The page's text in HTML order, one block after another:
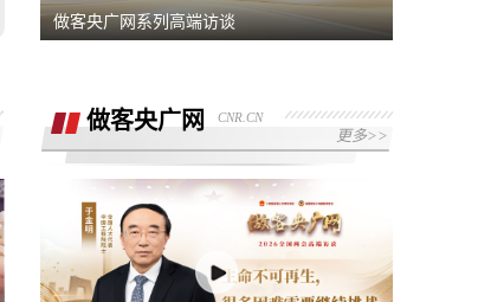
做客央广网系列高端访谈
做客央广网 CNR.CN
更多>>